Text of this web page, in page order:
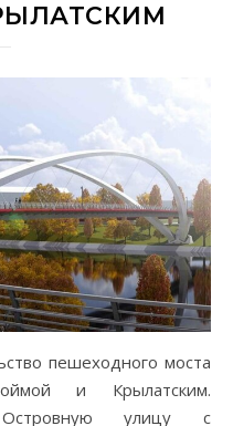
пешеходного моста
и Крылатским.
улицу с